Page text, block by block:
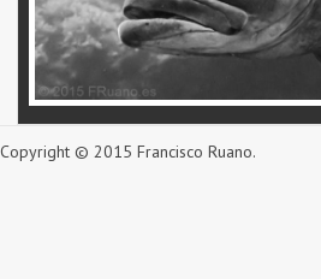
Copyright © 2015 Francisco Ruano.